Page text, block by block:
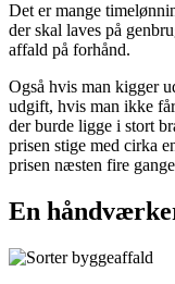
Det er mange
der skal laves på
affald på forhånd.
Også hvis man kigger
udgift, hvis man ikke
der burde ligge i stort
prisen stige med cirka
prisen næsten fire
En